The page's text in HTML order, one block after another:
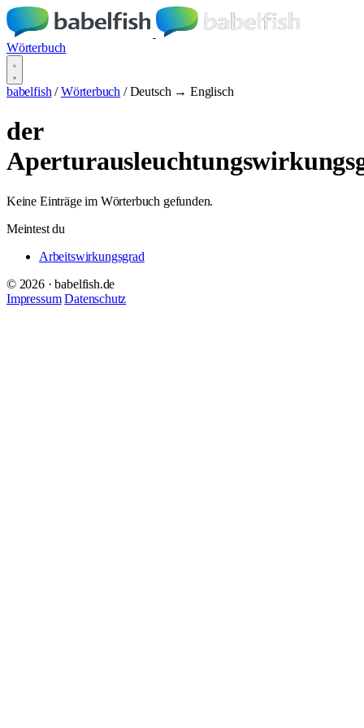
Wörterbuch
babelfish / Wörterbuch / Deutsch → Englisch
der
Keine Einträge im Wörterbuch gefunden.
Meintest du
Arbeitswirkungsgrad
© 2026 · babelfish.de
Impressum Datenschutz